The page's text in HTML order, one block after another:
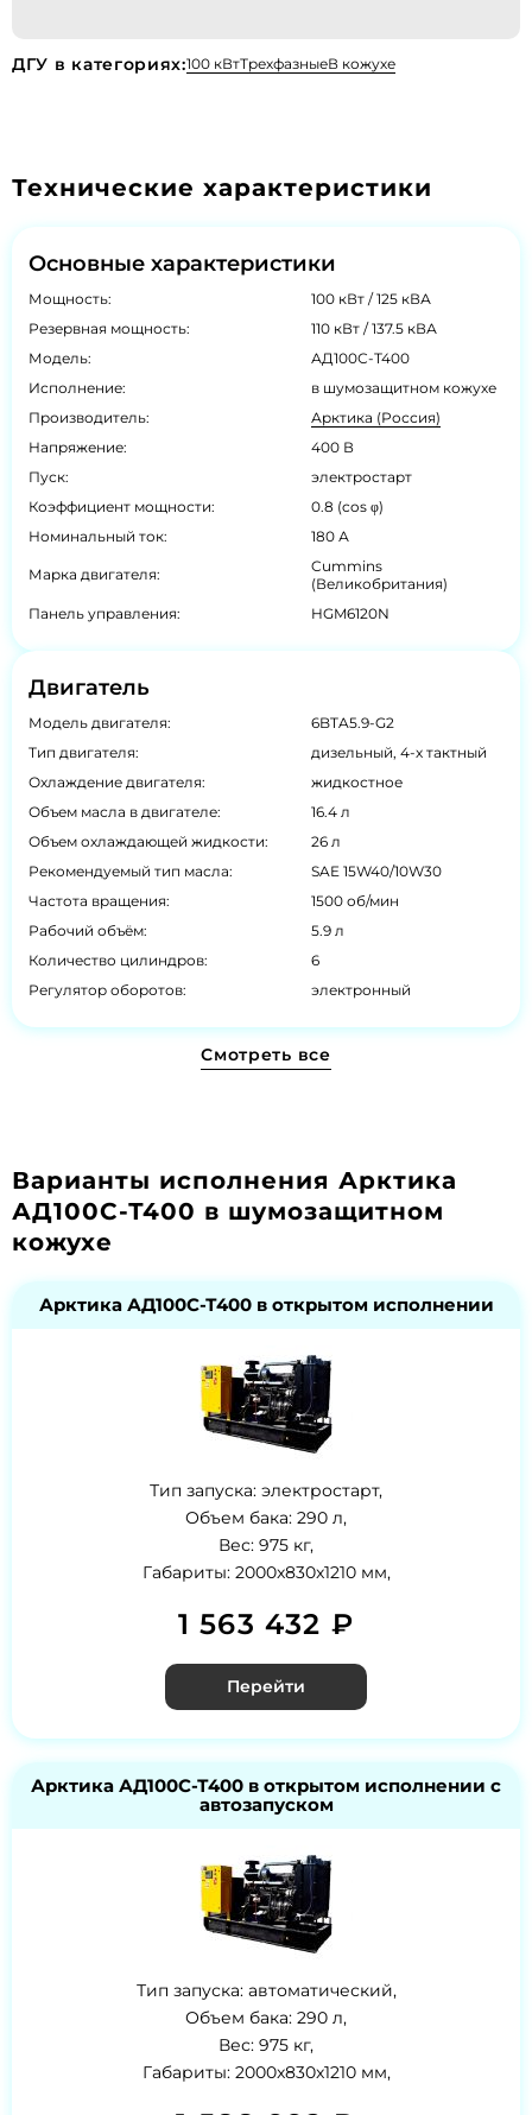
ДГУ в категориях:100 кВтТрехфазныеВ кожухе
Технические характеристики
Основные характеристики
Мощность:
100 кВт / 125 кВА
Резервная мощность:
110 кВт / 137.5 кВА
Модель:
АД100С-Т400
Исполнение:
в шумозащитном кожухе
Производитель:
Арктика (Россия)
Напряжение:
400 В
Пуск:
электростарт
Коэффициент мощности:
0.8 (cos φ)
Номинальный ток:
180 А
Марка двигателя:
Cummins
(Великобритания)
Панель управления:
HGM6120N
Двигатель
Модель двигателя:
6BTA5.9-G2
Тип двигателя:
дизельный, 4-х тактный
Охлаждение двигателя:
жидкостное
Объем масла в двигателе:
16.4 л
Объем охлаждающей жидкости:
26 л
Рекомендуемый тип масла:
SAE 15W40/10W30
Частота вращения:
1500 об/мин
Рабочий объём:
5.9 л
Количество цилиндров:
6
Регулятор оборотов:
электронный
Смотреть все
Варианты исполнения Арктика
АД100С-Т400 в шумозащитном
кожухе
Арктика АД100С-Т400 в открытом исполнении
Тип запуска: электростарт,
Объем бака: 290 л,
Вес: 975 кг,
Габариты: 2000x830x1210 мм,
1 563 432 ₽
Перейти
Арктика АД100С-Т400 в открытом исполнении с
автозапуском
Тип запуска: автоматический,
Объем бака: 290 л,
Вес: 975 кг,
Габариты: 2000x830x1210 мм,